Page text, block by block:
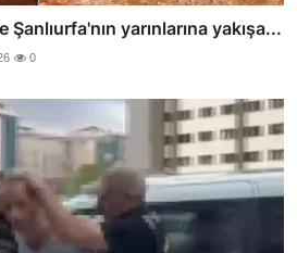
yarınlarına yakışa...
0